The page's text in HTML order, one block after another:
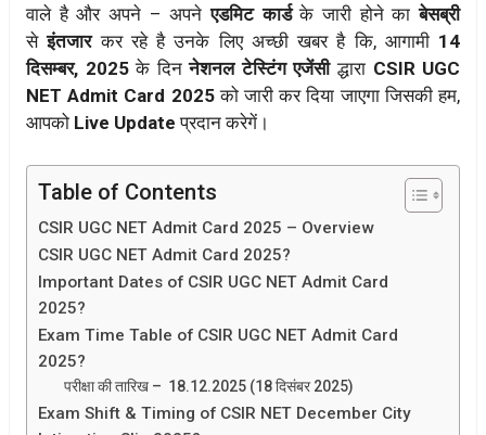
वाले है और अपने – अपने एडमिट कार्डके जारी होने काबेसब्री
सेइंतजारकर रहे है उनके लिए अच्छी खबर है कि, आगामी 14
दिसम्बर, 2025के दिननेशनल टेस्टिंग एजेंसीद्धारा CSIR UGC
NET Admit Card 2025को जारी कर दिया जाएगा जिसकी हम,
आपको Live Update प्रदान करेगें।
Table of Contents
CSIR UGC NET Admit Card 2025 – Overview
CSIR UGC NET Admit Card 2025?
Important Dates of CSIR UGC NET Admit Card
2025?
Exam Time Table of CSIR UGC NET Admit Card
2025?
परीक्षा की तारिख – 18.12.2025 (18 दिसंबर 2025)
Exam Shift & Timing of CSIR NET December City